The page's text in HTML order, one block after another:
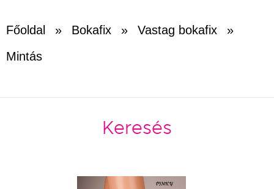
Főoldal » Bokafix » Vastag bokafix
»
Mintás
Keresés